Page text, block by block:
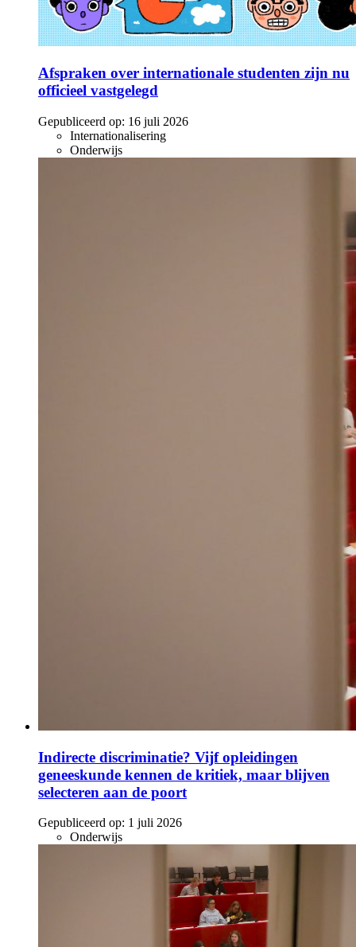
Afspraken over internationale studenten zijn nu
officieel vastgelegd
Gepubliceerd op: 16 juli 2026
Internationalisering
Onderwijs
Indirecte discriminatie? Vijf opleidingen
geneeskunde kennen de kritiek, maar blijven
selecteren aan de poort
Gepubliceerd op: 1 juli 2026
Onderwijs